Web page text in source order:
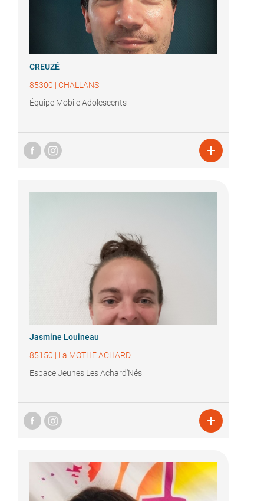
CREUZÉ
85300 | CHALLANS
Équipe Mobile Adolescents

Jasmine Louineau
85150 | La MOTHE ACHARD
Espace Jeunes Les Achard'Nés
